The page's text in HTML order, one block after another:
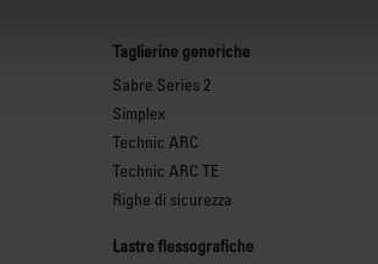
Taglierine generiche
Sabre Series 2
Simplex
Technic ARC
Technic ARC TE
Righe di sicurezza
Lastre flessografiche